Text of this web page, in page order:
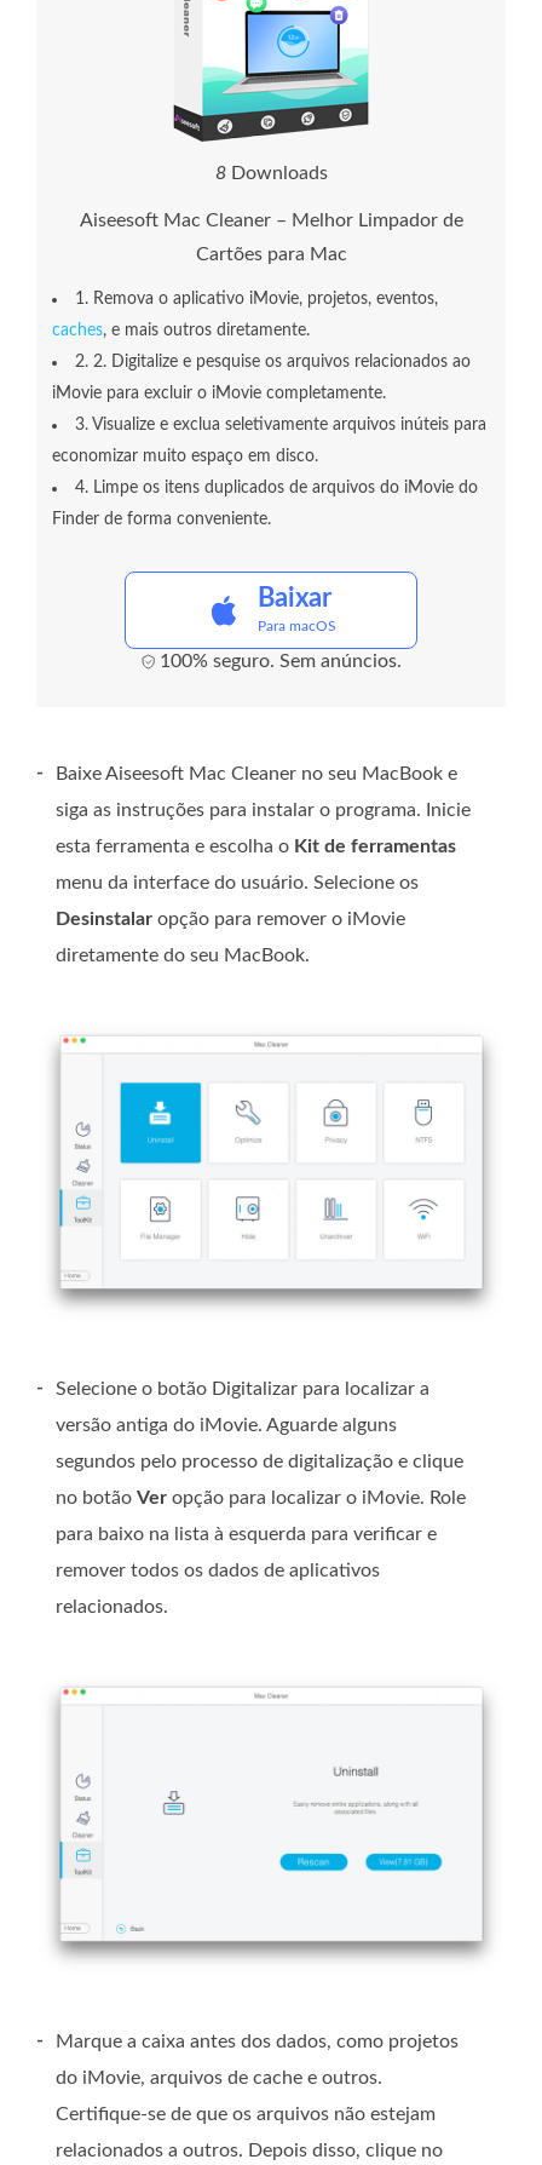
10 Downloads
Aiseesoft Mac Cleaner – Melhor Limpador de
Cartões para Mac
1. Remova o aplicativo iMovie, projetos, eventos,
caches, e mais outros diretamente.
2. 2. Digitalize e pesquise os arquivos relacionados ao
iMovie para excluir o iMovie completamente.
3. Visualize e exclua seletivamente arquivos inúteis para
economizar muito espaço em disco.
4. Limpe os itens duplicados de arquivos do iMovie do
Finder de forma conveniente.
Baixar
Para macOS
100% seguro. Sem anúncios.
-
Baixe Aiseesoft Mac Cleaner no seu MacBook e
siga as instruções para instalar o programa. Inicie
esta ferramenta e escolha o Kit de ferramentas
menu da interface do usuário. Selecione os
Desinstalar opção para remover o iMovie
diretamente do seu MacBook.
-
Selecione o botão Digitalizar para localizar a
versão antiga do iMovie. Aguarde alguns
segundos pelo processo de digitalização e clique
no botão Ver opção para localizar o iMovie. Role
para baixo na lista à esquerda para verificar e
remover todos os dados de aplicativos
relacionados.
-
Marque a caixa antes dos dados, como projetos
do iMovie, arquivos de cache e outros.
Certifique-se de que os arquivos não estejam
relacionados a outros. Depois disso, clique no